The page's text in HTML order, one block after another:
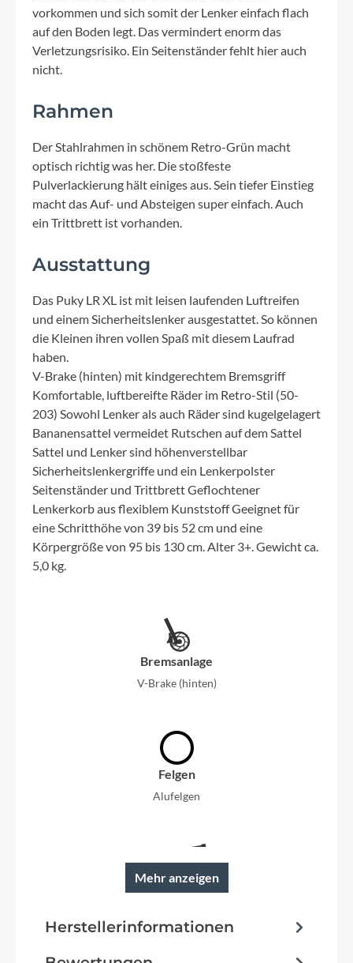
vorkommen und sich somit der Lenker einfach flach
auf den Boden legt. Das vermindert enorm das
Verletzungsrisiko. Ein Seitenständer fehlt hier auch
nicht.
Rahmen
Der Stahlrahmen in schönem Retro-Grün macht
optisch richtig was her. Die stoßfeste
Pulverlackierung hält einiges aus. Sein tiefer Einstieg
macht das Auf- und Absteigen super einfach. Auch
ein Trittbrett ist vorhanden.
Ausstattung
Das Puky LR XL ist mit leisen laufenden Luftreifen
und einem Sicherheitslenker ausgestattet. So können
die Kleinen ihren vollen Spaß mit diesem Laufrad
haben.
V-Brake (hinten) mit kindgerechtem Bremsgriff
Komfortable, luftbereifte Räder im Retro-Stil (50-
203) Sowohl Lenker als auch Räder sind kugelgelagert
Bananensattel vermeidet Rutschen auf dem Sattel
Sattel und Lenker sind höhenverstellbar
Sicherheitslenkergriffe und ein Lenkerpolster
Seitenständer und Trittbrett Geflochtener
Lenkerkorb aus flexiblem Kunststoff Geeignet für
eine Schritthöhe von 39 bis 52 cm und eine
Körpergröße von 95 bis 130 cm. Alter 3+. Gewicht ca.
5,0 kg.
Bremsanlage
V-Brake (hinten)
Felgen
Alufelgen
Rahmen
Mehr anzeigen
Herstellerinformationen